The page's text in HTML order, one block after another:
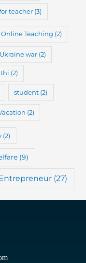
teacher (3)
Online Teaching (2)
war(2)
(2)
student (2)
(2)
(2)
(9)
(27)